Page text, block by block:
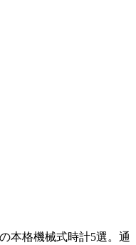
本格機械式時計5選。通